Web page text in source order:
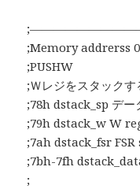
;Memory addrerss
;PUSHW
;Ｗレジをスタックす
;78h dstack_sp デー
;79h dstack_w W
;7ah dstack_fsr FSR
;7bh-7fh
;